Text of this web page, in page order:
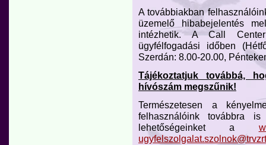
A továbbiakban
üzemelő hibabejelentés
intézhetik. A Call
ügyfélfogadási időben
Szerdán: 8.00-20.00,
Tájékoztatjuk továbbá,
hívószám megszűnik!
Természetesen a
felhasználóink továbbra
lehetőségeinket a